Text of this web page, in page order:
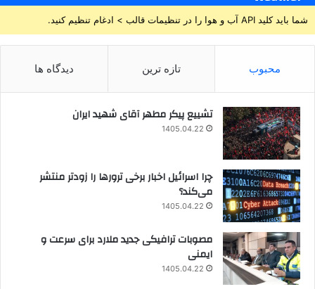
شما باید کلید API آب و هوا را در تنظیمات قالب > ادغام تنظیم کنید.
محبوب تازه ترین دیدگاه ها
تشییع پیکر مطهر آقای شهید ایران
1405.04.22
چرا اسرائیل اخبار برخی ترورها را زودتر منتشر
می‌کند؟
1405.04.22
مصوبات ترافیکی جدید ملارد برای سرعت و
ایمنی
1405.04.22